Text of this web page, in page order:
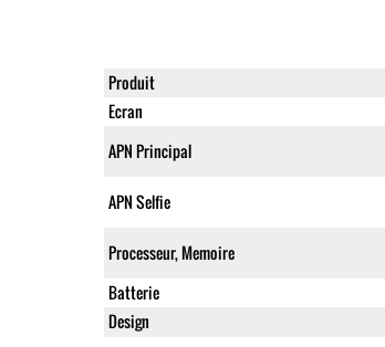
Produit
Ecran
APN Principal
APN Selfie
Processeur, Memoire
Batterie
Design